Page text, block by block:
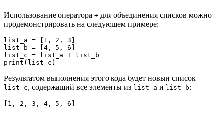
Использование оператора + для объединения списков можно
продемонстрировать на следующем примере:
list_a = [1, 2, 3]
list_b = [4, 5, 6]
list_c = list_a + list_b
Результатом выполнения этого кода будет новый список
list_c, содержащий все элементы из list_a и list_b:
[1, 2, 3, 4, 5, 6]